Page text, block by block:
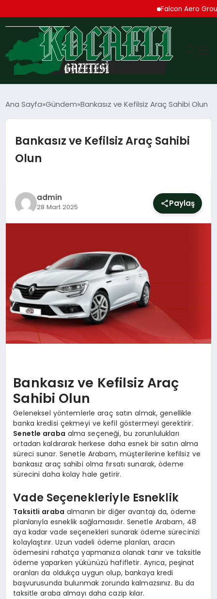
Falcon Aero Group,
TEKNOLOJI
EKONOMI
MAGAZIN
SIYASET
DÜNYA
SAĞLIK
EĞITIM
Ana Sayfa Gündem Bankasız ve Kefilsiz Araç Sahibi Olun
Bankasız ve Kefilsiz Araç Sahibi
Olun
admin
28 Mart 2025 Paylaş
Bankasız ve Kefilsiz Araç
Sahibi Olun
Geleneksel yöntemlerle araç satın almak, genellikle
banka kredisi çekmeyi ve kefil göstermeyi gerektirir.
Senetle araba alma seçeneği, bu zorunlulukları
ortadan kaldırarak herkese daha esnek bir satın alma
süreci sunar. Senetle Arabam, müşterilerine kefilsiz ve
bankasız araç sahibi olma fırsatı sunarak, ödeme
sürecini daha kolay hale getirir.
Vade Seçenekleriyle Esneklik
Taksitli araba almanın bir diğer avantajı da, ödeme
planlarıyla esneklik sağlamasıdır. Senetle Arabam, 48
aya kadar vade seçenekleri sunarak ödeme sürecinizi
kolaylaştırır. Uzun vadeli ödeme planları, aracın
ödemesini rahatça yapmanıza olanak tanır ve taksitle
ödeme yaparken yükünüzü hafifletir. Ayrıca, peşinat
oranları da oldukça uygun olup, bankaya kredi
başvurusunda bulunmak zorunda kalmazsınız. Bu da
taksitle araba almayı daha cazip kılar.